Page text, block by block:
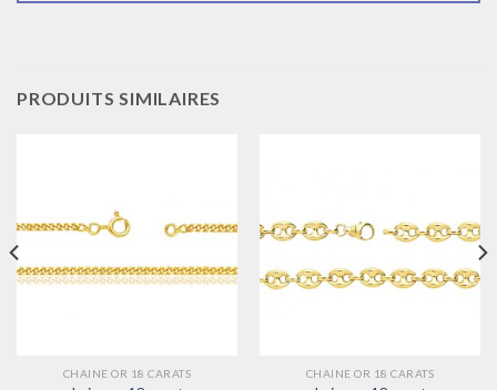
PRODUITS SIMILAIRES
CHAINE OR 18 CARATS CHAINE OR 18 CARATS